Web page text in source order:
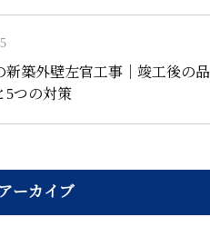
新築外壁左官工事｜竣工後の品
5つの対策
ーカイブ